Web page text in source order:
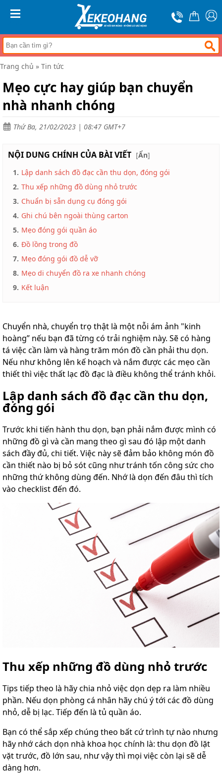
Trang
chủ
Xe
đẩy
hàng
Xe
tay
Bánh
xe
đẩy
tức
Liên
Trang chủ » Tin tức
Mẹo cực hay giúp bạn chuyển
nhà nhanh chóng
Thứ Ba, 21/02/2023 | 08:47 GMT+7
NỘI DUNG CHÍNH CỦA BÀI VIẾT [Ẩn]
1. Lập danh sách đồ đạc cần thu dọn, đóng gói
2. Thu xếp những đồ dùng nhỏ trước
3. Chuẩn bị sẵn dụng cụ đóng gói
4. Ghi chú bên ngoài thùng carton
5. Mẹo đóng gói quần áo
6. Đồ lồng trong đồ
7. Mẹo đóng gói đồ dễ vỡ
8. Mẹo di chuyển đồ ra xe nhanh chóng
9. Kết luận
Chuyển nhà, chuyển trọ thật là một nỗi ám ảnh "kinh
hoàng” nếu bạn đã từng có trải nghiệm này. Sẽ có hàng
tá việc cần làm và hàng trăm món đồ cần phải thu dọn.
Nếu như không lên kế hoạch và nắm được các mẹo cần
thiết thì việc thất lạc đồ đạc là điều không thể tránh khỏi.
Lập danh sách đồ đạc cần thu dọn,
đóng gói
Trước khi tiến hành thu dọn, bạn phải nắm được mình có
những đồ gì và cần mang theo gì sau đó lập một danh
sách đầy đủ, chi tiết. Việc này sẽ đảm bảo không món đồ
cần thiết nào bị bỏ sót cũng như tránh tốn công sức cho
những thứ không dùng đến. Nhớ là dọn đến đâu thì tích
vào checklist đến đó.
Thu xếp những đồ dùng nhỏ trước
Tips tiếp theo là hãy chia nhỏ việc dọn dẹp ra làm nhiều
phần. Nếu dọn phòng cá nhân hãy chú ý tới các đồ dùng
nhỏ, dễ bị lạc. Tiếp đến là tủ quần áo.
Bạn có thể sắp xếp chúng theo bất cứ trình tự nào nhưng
hãy nhớ cách dọn nhà khoa học chính là: thu dọn đồ lặt
vặt trước, đồ lớn sau, như vậy thì mọi việc còn lại sẽ dễ
dàng hơn.